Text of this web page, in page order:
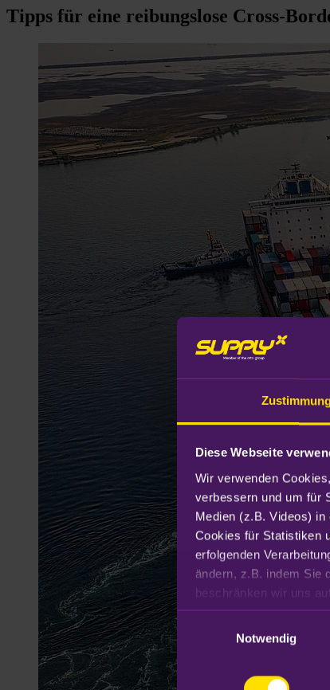
Diese Webseite
Wir verwenden
verbessern und um für
Medien (z.B. Videos)
Cookies für Statistiken
erfolgenden
ändern, z.B. indem Sie
Datenschutzhinweisen
Einwilligungsauswahl
Notwendig
Tipps für eine reibungslose Cross-